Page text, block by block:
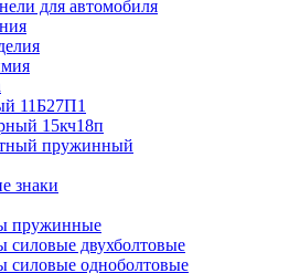
для автомобиля
11Б27П1
15кч18п
пружинный
знаки
пружинные
силовые двухболтовые
силовые одноболтовые